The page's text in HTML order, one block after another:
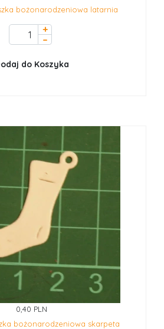
bożonarodzeniowa latarnia
+
–
do Koszyka
0,40 PLN
bożonarodzeniowa skarpeta